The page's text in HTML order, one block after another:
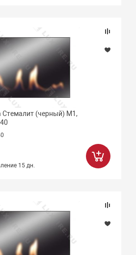
Стемалит (черный) М1,
15 дн.